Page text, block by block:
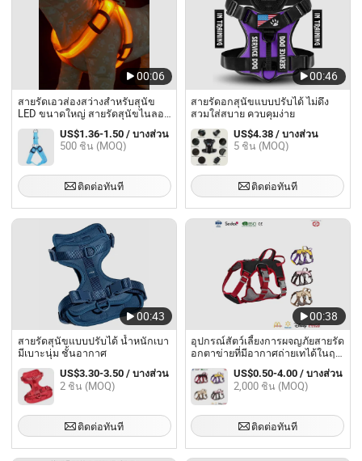
00:06
สายรัดเอวส่องสว่างสำหรับสุนัข
LED ขนาดใหญ่ สายรัดสุนัขไนลอน
LED
US$1.36-1.50 / บางส่วน
500 ชิ้น (MOQ)
ติดต่อทันที
00:46
สายรัดอกสุนัขแบบปรับได้ ไม่ดึง
สวมใส่สบาย ควบคุมง่าย
US$4.38 / บางส่วน
5 ชิ้น (MOQ)
ติดต่อทันที
00:43
สายรัดสุนัขแบบปรับได้ น้ำหนักเบา
มีเบาะนุ่ม ชั้นอากาศ
US$3.30-3.50 / บางส่วน
2 ชิ้น (MOQ)
ติดต่อทันที
00:38
อุปกรณ์สัตว์เลี้ยงการผจญภัยสายรัด
อกตาข่ายที่มีอากาศถ่ายเทได้ในฤดู
ร้อนสำหรับสุนัขขนาดเล็ก
US$0.50-4.00 / บางส่วน
2,000 ชิ้น (MOQ)
ติดต่อทันที